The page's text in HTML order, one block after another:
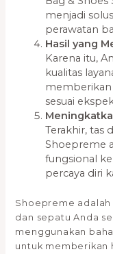
menjadi
perawatan
Hasil yang
Karena itu,
kualitas
memberikan
sesuai
Terakhir, tas
Shoepreme
fungsional
percaya diri
Shoepreme
dan sepatu Anda
menggunakan
untuk memberikan